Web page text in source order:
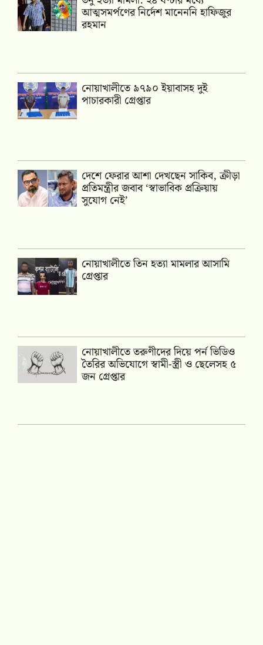
আত্মসমর্পণের নির্দেশ মানেননি হাফিজুর
রহমান
নোয়াখালীতে ৯৭৯০ ইয়াবাসহ দুই
পাচারকারী গ্রেপ্তার
দেশে ফেরার আশা দেখছেন সাকিব, ক্রীড়া
প্রতিমন্ত্রীর জবাব ‘স্বাভাবিক প্রক্রিয়ায়
সুযোগ নেই’
নোয়াখালীতে তিন হত্যা মামলার আসামি
গ্রেপ্তার
নোয়াখালীতে তরুণীদের দিয়ে পর্ন ভিডিও
তৈরির অভিযোগে স্বামী-স্ত্রী ও ছেলেসহ ৫
জন গ্রেপ্তার